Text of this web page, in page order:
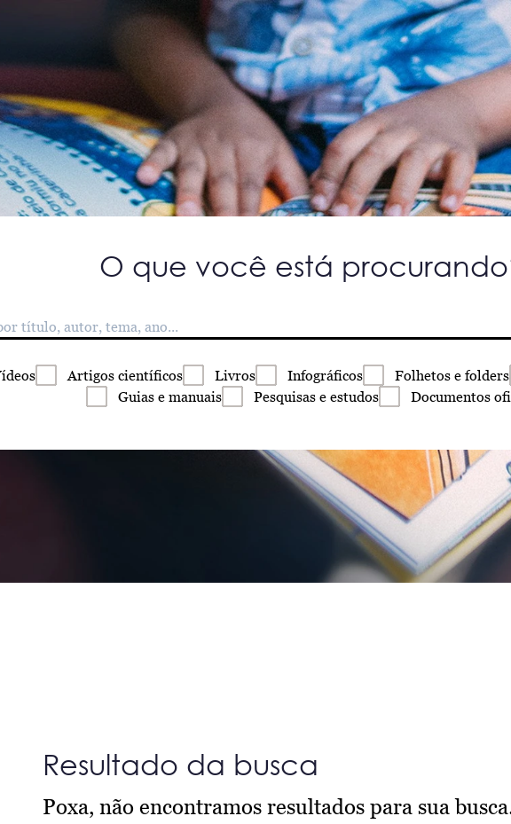
O que você está
Artigos científicos Livros Infográficos Folhetos e folders
Guias e manuais Pesquisas e estudos Documentos
Resultado da busca
Poxa, não encontramos resultados para sua